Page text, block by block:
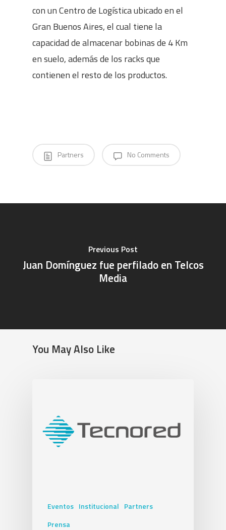
con un Centro de Logística ubicado en el
Gran Buenos Aires, el cual tiene la
capacidad de almacenar bobinas de 4 Km
en suelo, además de los racks que
contienen el resto de los productos.
Partners No Comments
Previous Post
Juan Domínguez fue perfilado en Telcos
Media
You May Also Like
Eventos Institucional Partners
Prensa